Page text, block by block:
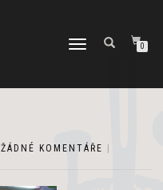
PŘEPNOUT
0
ŽÁDNÉ KOMENTÁŘE